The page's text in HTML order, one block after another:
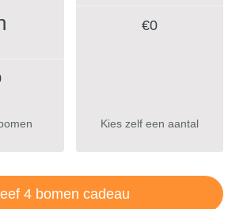
€0
Kies zelf een aantal
4 bomen cadeau